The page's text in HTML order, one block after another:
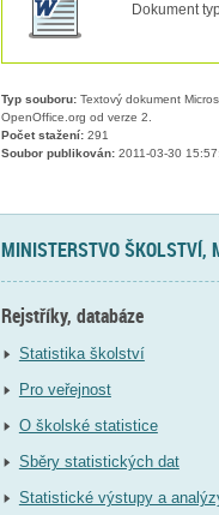
Dokument
Typ souboru:Textový dokument
OpenOffice.org od verze 2.
Počet stažení:291
Soubor publikován:2011-03-30
MINISTERSTVO ŠKOLSTVÍ,
Rejstříky, databáze
Statistika školství
Pro veřejnost
O školské statistice
Sběry statistických dat
Statistické výstupy a